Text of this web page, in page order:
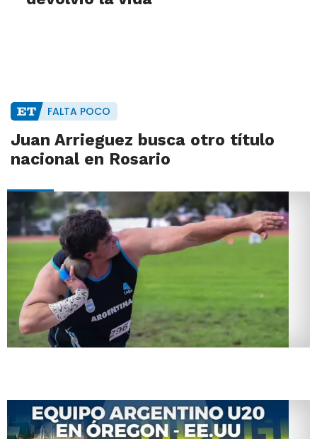
FALTA POCO
Juan Arrieguez busca otro título
nacional en Rosario